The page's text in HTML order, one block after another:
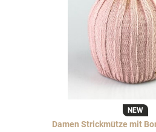
NEW
Damen Strickmütze mit